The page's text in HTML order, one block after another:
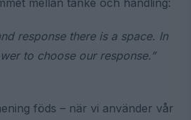
mellan tanke och handling:
response there is a space. In
to choose our response.”
föds – när vi använder vår